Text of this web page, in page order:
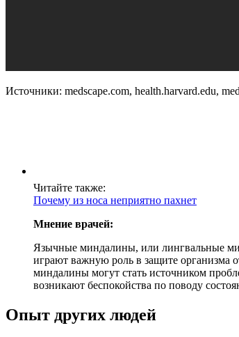
Источники: medscape.com, health.harvard.edu,
Читайте также:
Почему из носа неприятно пахнет
Мнение врачей:
Язычные миндалины, или лингвальные
играют важную роль в защите организма
миндалины могут стать источником
возникают беспокойства по поводу
Опыт других людей